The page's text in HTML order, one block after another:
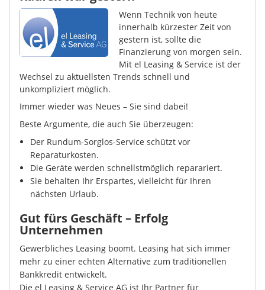
Wenn Technik von heute
innerhalb kürzester Zeit von
gestern ist, sollte die
Finanzierung von morgen sein.
Mit el Leasing & Service ist der
Wechsel zu aktuellsten Trends schnell und
unkompliziert möglich.
Immer wieder was Neues – Sie sind dabei!
Beste Argumente, die auch Sie überzeugen:
Der Rundum-Sorglos-Service schützt vor
Reparaturkosten.
Die Geräte werden schnellstmöglich reparariert.
Sie behalten Ihr Erspartes, vielleicht für Ihren
nächsten Urlaub.
Gut fürs Geschäft – Erfolg
Unternehmen
Gewerbliches Leasing boomt. Leasing hat sich immer
mehr zu einer echten Alternative zum traditionellen
Bankkredit entwickelt.
Die el Leasing & Service AG ist Ihr Partner für